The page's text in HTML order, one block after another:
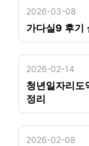
2026-03-08
가다실9 후기
2026-02-14
청년일자리도
정리
2026-02-08